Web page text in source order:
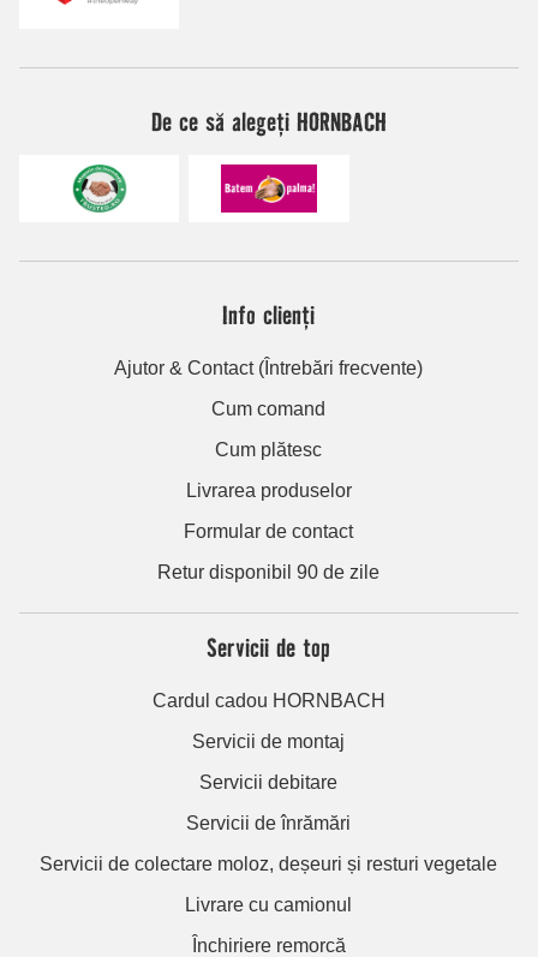
De ce să alegeți HORNBACH
Info clienți
Ajutor & Contact (Întrebări frecvente)
Cum comand
Cum plătesc
Livrarea produselor
Formular de contact
Retur disponibil 90 de zile
Servicii de top
Cardul cadou HORNBACH
Servicii de montaj
Servicii debitare
Servicii de înrămări
Servicii de colectare moloz, deșeuri și resturi vegetale
Livrare cu camionul
Închiriere remorcă